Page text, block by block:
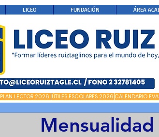
LICEO FUNDACIÓN ÁREA
PLAN LECTOR 2026 ÚTILES ESCOLARES 2026 CALENDARIO